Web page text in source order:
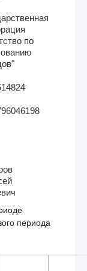
по
периода